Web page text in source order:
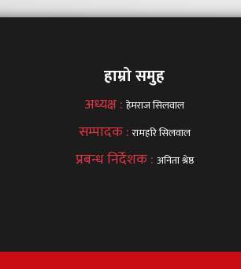
हाम्रो समुह
अध्यक्ष :हेमराज सिलवाल
सम्पादक :रामहरि सिलवाल
प्रबन्ध निर्देशक : अनिता श्रेष्ठ